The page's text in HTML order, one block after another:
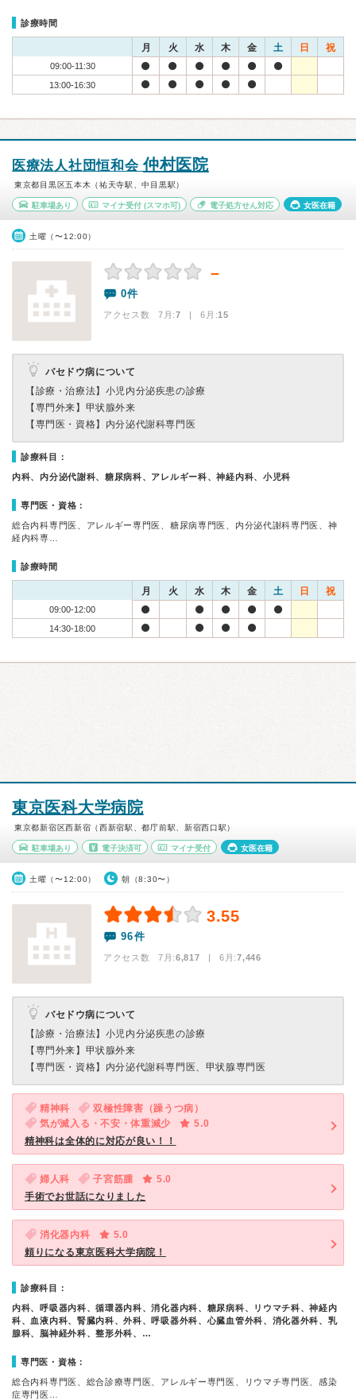
診療時間
月 火 水 木 金 土 日 祝
09:00-11:30
13:00-16:30
医療法人社団恒和会仲村医院
東京都目黒区五本木（祐天寺駅、中目黒駅）
駐車場あり マイナ受付(スマホ可) 電子処方せん対応 女医在籍
土曜（〜12:00）
－
0件
アクセス数 7月:7 | 6月:15
バセドウ病について
【診療・治療法】 小児内分泌疾患の診療
【専門外来】 甲状腺外来
【専門医・資格】 内分泌代謝科専門医
診療科目：
内科、内分泌代謝科、糖尿病科、アレルギー科、神経内科、小児科
専門医・資格：
総合内科専門医、アレルギー専門医、糖尿病専門医、内分泌代謝科専門医、神
経内科専…
診療時間
月 火 水 木 金 土 日 祝
09:00-12:00
14:30-18:00
東京医科大学病院
東京都新宿区西新宿（西新宿駅、都庁前駅、新宿西口駅）
駐車場あり 電子決済可 マイナ受付 女医在籍
土曜（〜12:00） 朝（8:30〜）
3.55
96件
アクセス数 7月:6,817 | 6月:7,446
バセドウ病について
【診療・治療法】 小児内分泌疾患の診療
【専門外来】 甲状腺外来
【専門医・資格】 内分泌代謝科専門医、甲状腺専門医
精神科
双極性障害（躁うつ病）
気が滅入る・不安・体重減少
5.0
精神科は全体的に対応が良い！！
婦人科 子宮筋腫
5.0
手術でお世話になりました
消化器内科
5.0
頼りになる東京医科大学病院！
診療科目：
内科、呼吸器内科、循環器内科、消化器内科、糖尿病科、リウマチ科、神経内
科、血液内科、腎臓内科、外科、呼吸器外科、心臓血管外科、消化器外科、乳
腺科、脳神経外科、整形外科、…
専門医・資格：
総合内科専門医、総合診療専門医、アレルギー専門医、リウマチ専門医、感染
症専門医…